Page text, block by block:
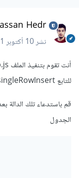
Hedr
نشر10 أكتوبر 2021
للتابع singleRowInsert،
قم باستدعاء تلك الدالة
الجدول